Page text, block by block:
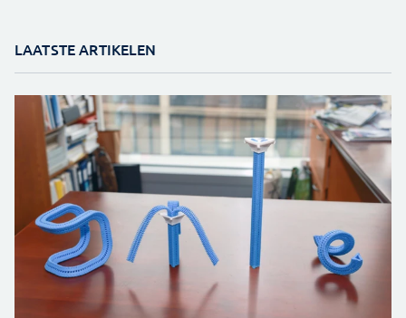
LAATSTE ARTIKELEN